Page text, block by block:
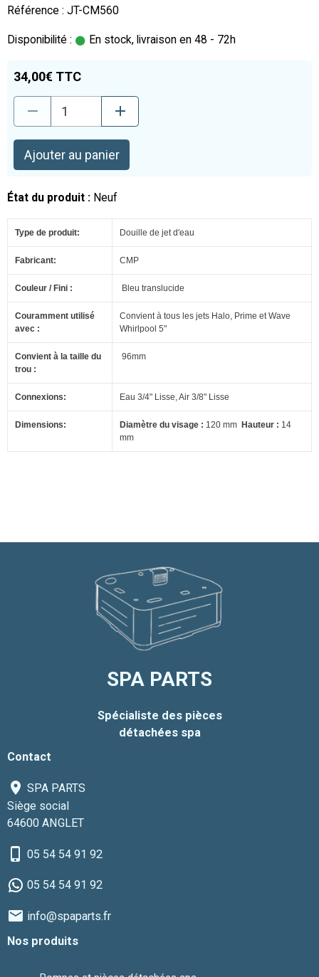
Référence : JT-CM560
Disponibilité : En stock, livraison en 48 - 72h
34,00€ TTC
Ajouter au panier
État du produit : Neuf
Type de produit: Douille de jet d'eau
Fabricant: CMP
Couleur / Fini : Bleu translucide
Couramment utilisé
avec :
Convient à tous les jets Halo, Prime et Wave
Whirlpool 5"
Convient à la taille du
trou :
96mm
Connexions: Eau 3/4" Lisse, Air 3/8" Lisse
Dimensions: Diamètre du visage : 120 mm Hauteur : 14
mm
SPA PARTS
Spécialiste des pièces
détachées spa
Contact
SPA PARTS
Siège social
64600 ANGLET
05 54 54 91 92
05 54 54 91 92
info@spaparts.fr
Nos produits